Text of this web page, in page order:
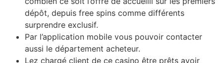
dépôt, depuis free spins comme différents
surprendre exclusif.
Par l’application mobile vous pouvoir contacter
aussi le département acheteur.
Lez chargé client de ce casino être prêts avoir